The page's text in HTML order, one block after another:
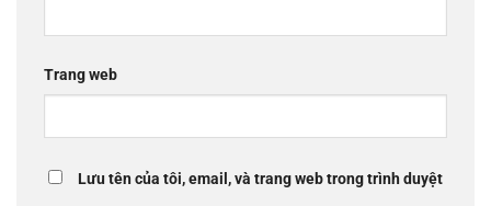
Trang web
Lưu tên của tôi, email, và trang web trong trình duyệt